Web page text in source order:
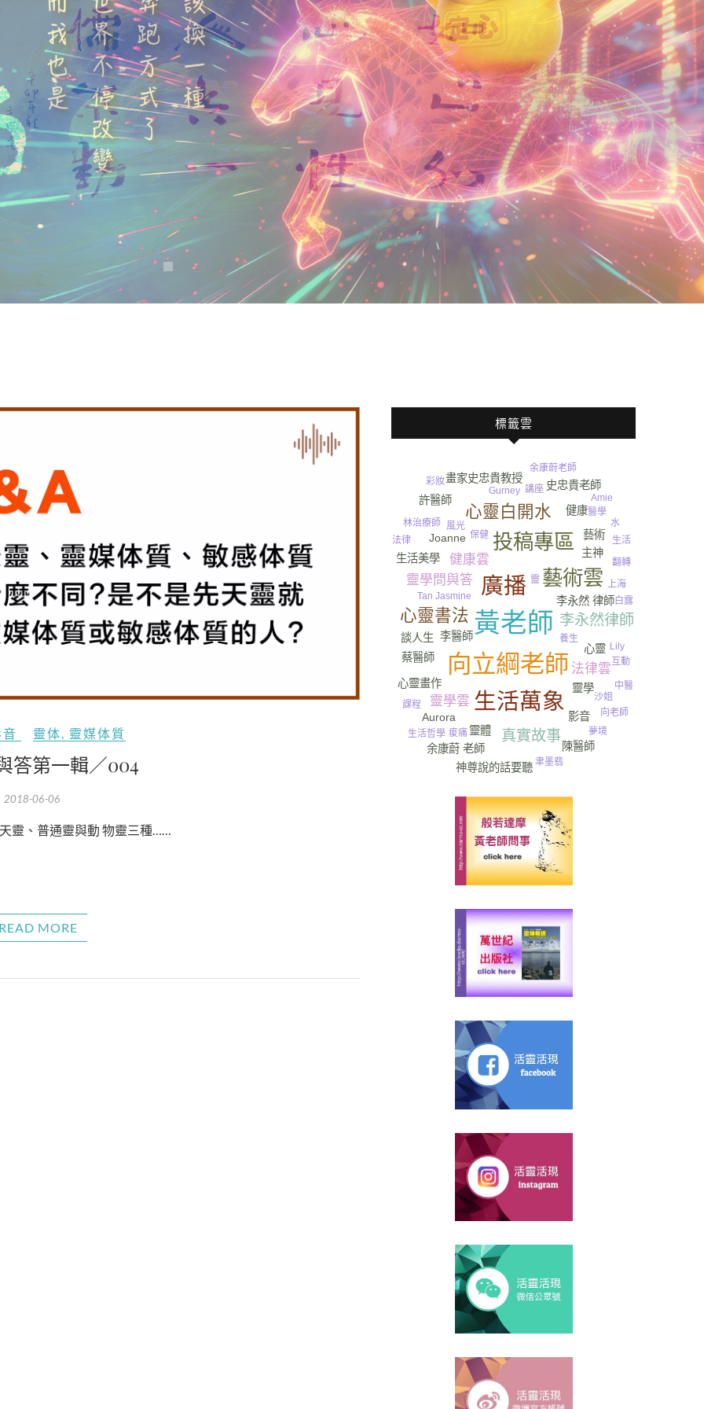
靈体, 靈媒体質
答第一輯／004
2018-06-06
天靈、普通靈與動 物靈三種……
MORE
標籤雲
黃老師
向立綱老師
廣播
生活萬象
投稿專區
藝術雲
心靈白開水
心靈書法 李永然律師
真實故事
健康雲
靈學問與答
靈學雲
法律雲
心靈
李醫師
靈體
畫家史忠貴教授
Joanne
神尊說的話要聽
靈學
蔡醫師
心靈畫作
主神
李永然 律師
影音
談人生
史忠貴老師
生活美學
Aurora
健康
陳醫師
余康蔚 老師
藝術
許醫師
林治療師
養生
Tan Jasmine
保健
上海
Lily
白露
翻轉
沙姐
余康蔚老師
醫學
聿墨翡
講座
風光
生活
法律
夢境
生活哲學
課程
向老師
互動
彩妝
中醫
Gurney​
靈
痠痛
Amie
水